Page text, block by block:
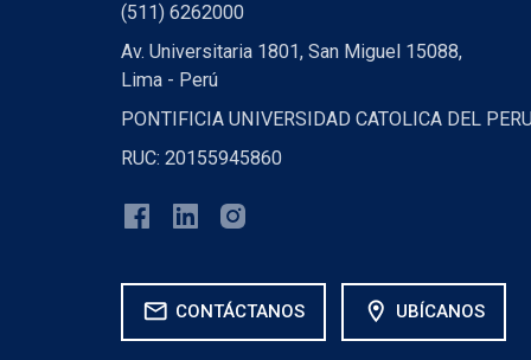
(511) 6262000
Av. Universitaria 1801, San Miguel 15088,
Lima - Perú
PONTIFICIA UNIVERSIDAD CATOLICA DEL
RUC: 20155945860
mail CONTÁCTANOS location_on UBÍCANOS